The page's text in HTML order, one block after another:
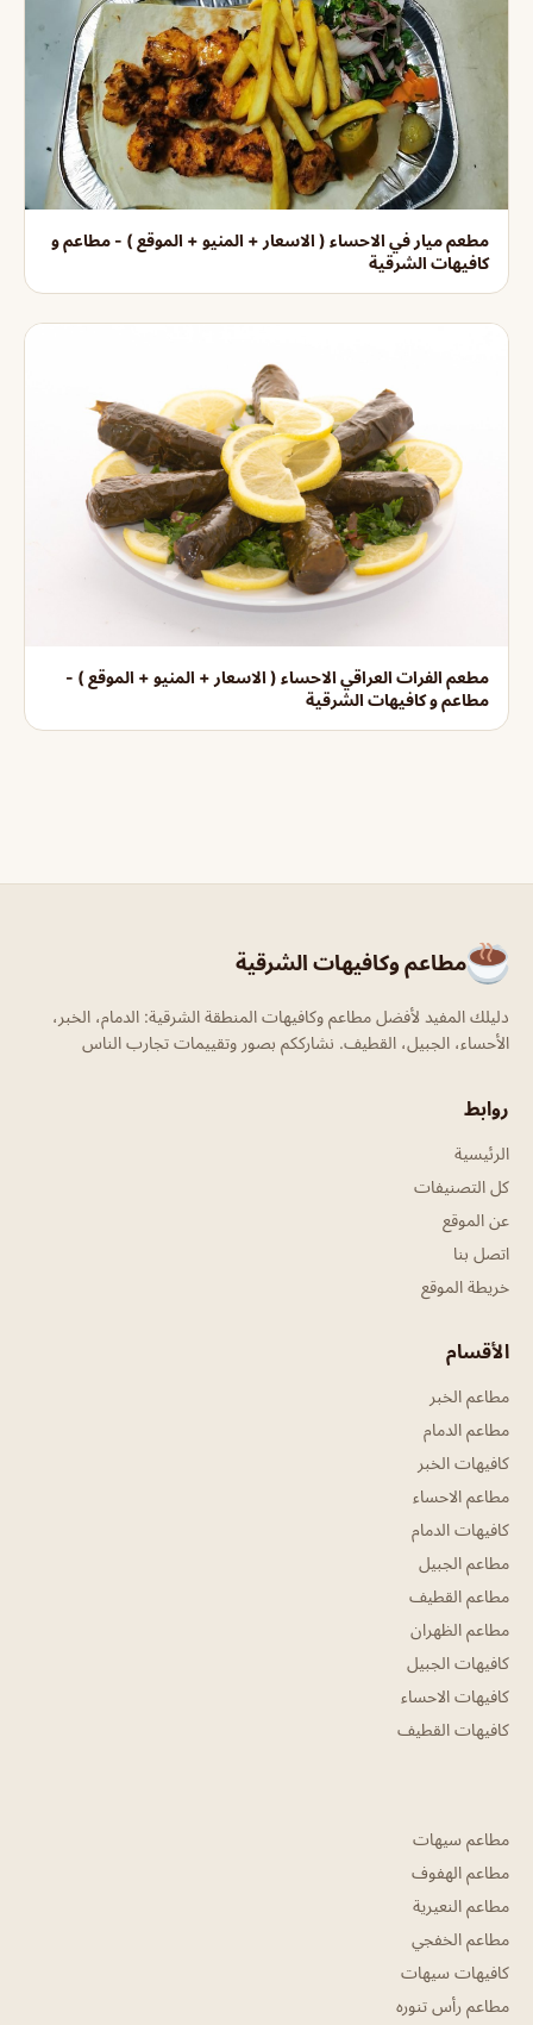
مطعم ميار في الاحساء ( الاسعار + المنيو + الموقع ) - مطاعم و
كافيهات الشرقية
مطعم الفرات العراقي الاحساء ( الاسعار + المنيو + الموقع ) -
مطاعم و كافيهات الشرقية
مطاعم وكافيهات الشرقية
دليلك المفيد لأفضل مطاعم وكافيهات المنطقة الشرقية: الدمام، الخبر،
الأحساء، الجبيل، القطيف. نشارككم بصور وتقييمات تجارب الناس
روابط
الرئيسية
كل التصنيفات
عن الموقع
اتصل بنا
خريطة الموقع
الأقسام
مطاعم الخبر
مطاعم الدمام
كافيهات الخبر
مطاعم الاحساء
كافيهات الدمام
مطاعم الجبيل
مطاعم القطيف
مطاعم الظهران
كافيهات الجبيل
كافيهات الاحساء
كافيهات القطيف
مطاعم سيهات
مطاعم الهفوف
مطاعم النعيرية
مطاعم الخفجي
كافيهات سيهات
مطاعم رأس تنوره